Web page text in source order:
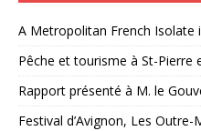
A Metropolitan French Isolate
Pêche et tourisme à St-Pierre
Rapport présenté à M. le
Festival d’Avignon, Les